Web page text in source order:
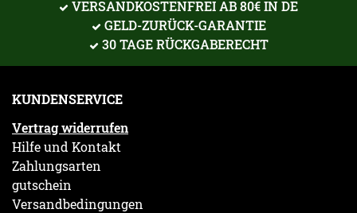
VERSANDKOSTENFREI AB 80€ IN DE
GELD-ZURÜCK-GARANTIE
30 TAGE RÜCKGABERECHT
KUNDENSERVICE
Vertrag widerrufen
Hilfe und Kontakt
Zahlungsarten
gutschein
Versandbedingungen